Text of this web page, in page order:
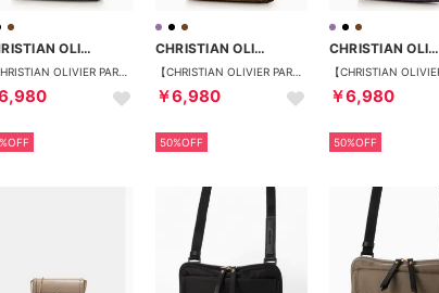
CHRISTIAN OLIVIER PARIS CHRISTIAN OLIVIER PARIS
￥6,980
50%OFF
CHRISTIAN OLIVIER PARIS
￥6,980
50%OFF